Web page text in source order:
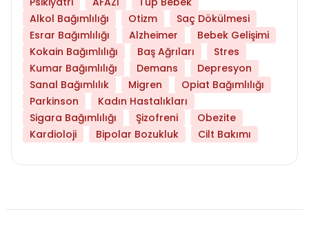
Alkol Bağımlılığı
Otizm
Saç Dökülmesi
Esrar Bağımlılığı
Alzheimer
Bebek Gelişimi
Kokain Bağımlılığı
Baş Ağrıları
Stres
Kumar Bağımlılığı
Demans
Depresyon
Sanal Bağımlılık
Migren
Opiat Bağımlılığı
Parkinson
Kadın Hastalıkları
Sigara Bağımlılığı
Şizofreni
Obezite
Kardioloji
Bipolar Bozukluk Cilt Bakımı